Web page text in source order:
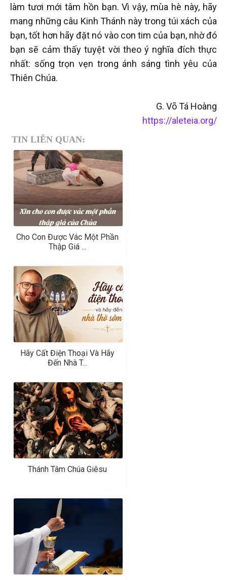
làm tươi mới tâm hồn bạn. Vì vậy, mùa hè này, hãy
mang những câu Kinh Thánh này trong túi xách của
bạn, tốt hơn hãy đặt nó vào con tim của bạn, nhờ đó
bạn sẽ cảm thấy tuyệt vời theo ý nghĩa đích thực
nhất: sống trọn vẹn trong ánh sáng tình yêu của
Thiên Chúa.
G. Võ Tá Hoàng
https://aleteia.org/
TIN LIÊN QUAN:
Cho Con Được Vác Một Phần
Thập Giá ...
Hãy Cất Điện Thoại Và Hãy
Đến Nhà T...
Thánh Tâm Chúa Giêsu